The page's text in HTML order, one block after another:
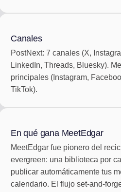
Canales
PostNext: 7 canales (X,
LinkedIn, Threads, Bluesky).
principales (Instagram,
TikTok).
En qué gana MeetEdgar
MeetEdgar fue pionero del
evergreen: una biblioteca por
publicar automáticamente tus
calendario. El flujo set-and-